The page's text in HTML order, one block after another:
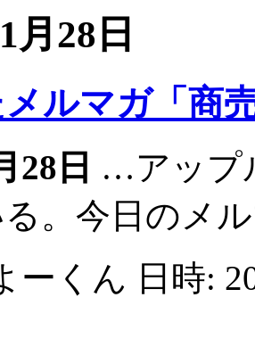
月28日
ルマガ「商
28日 …アップ
。今日のメ
ーくん 日時: